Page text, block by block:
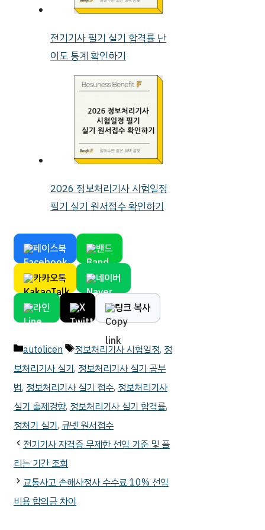
전기기사 필기 실기 합격률 난
이도 통계 확인하기
2026 정보처리기사 시험일정
필기 실기 원서접수 확인하기
페이스북 밴드
카카오톡 네이버
라인 X 링크 복사
카
테
고
리
autolicen
태
그
정보처리기사 시험일정, 정
보처리기사 실기, 정보처리기사 실기 공부
법, 정보처리기사 실기 접수, 정보처리기사
실기 출제경향, 정보처리기사 실기 합격률,
정처기 실기, 큐넷 원서접수
전기기사 자격증 무제한 선임 기준 및 풀
리는 기간 조회
교통사고 손해사정사 수수료 10% 선임
비용 합의금 차이